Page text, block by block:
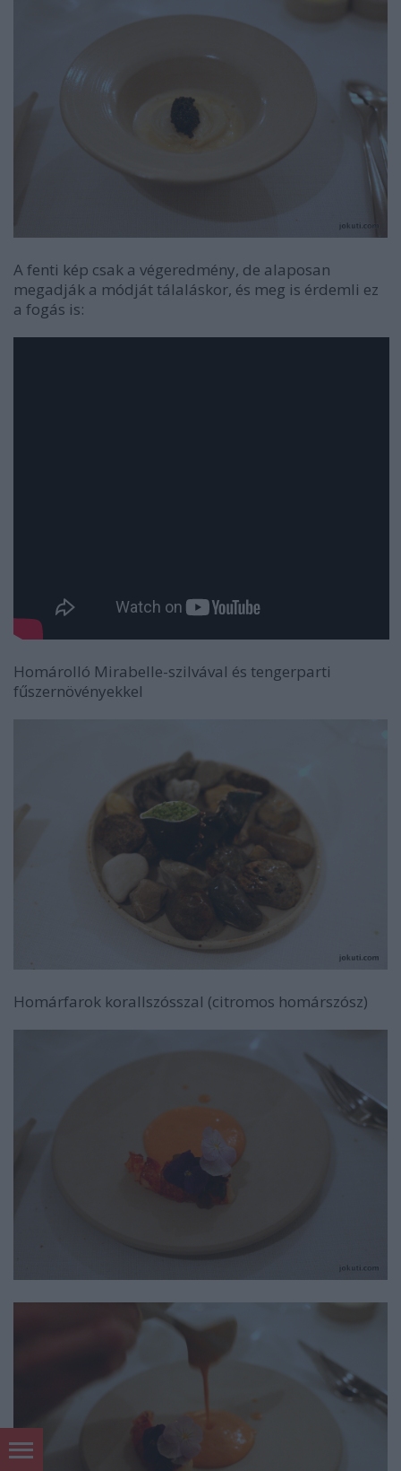
A fenti kép csak a végeredmény, de alaposan
megadják a módját tálaláskor, és meg is érdemli ez
a fogás is:
Homárolló Mirabelle-szilvával és tengerparti
fűszernövényekkel
Homárfarok korallszósszal (citromos homárszósz)